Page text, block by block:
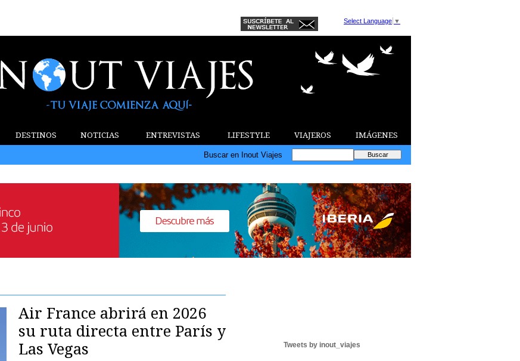
Select Language ▼
DESTINOS NOTICIAS ENTREVISTAS LIFESTYLE VIAJEROS IMÁGENES
Buscar en Inout Viajes
Air France abrirá en 2026
su ruta directa entre París y
Las Vegas
Tweets by inout_viajes